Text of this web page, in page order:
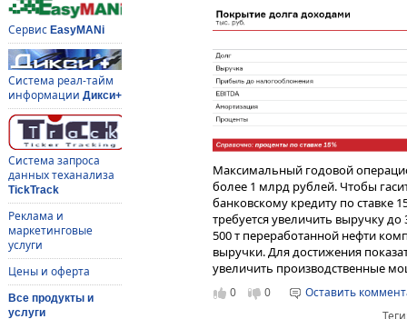
Сервис EasyMANi
Система реал-тайм
информации Дикси+
Система запроса
данных теханализа
TickTrack
Реклама и
маркетинговые
услуги
Цены и оферта
Все продукты и
услуги
Максимальный годовой
более 1 млрд рублей. Чтобы
банковскому кредиту по ставке
требуется увеличить выручку
500 т переработанной нефти
выручки. Для достижения
увеличить производственные
достижимо в ближайшее время.
0 0
Оставить